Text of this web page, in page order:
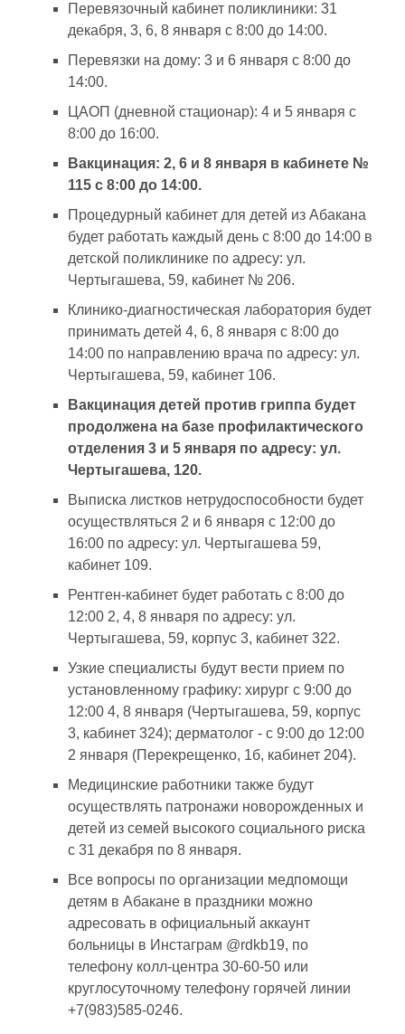
Перевязочный кабинет поликлиники: 31
декабря, 3, 6, 8 января с 8:00 до 14:00.
Перевязки на дому: 3 и 6 января с 8:00 до
14:00.
ЦАОП (дневной стационар): 4 и 5 января с
8:00 до 16:00.
Вакцинация: 2, 6 и 8 января в кабинете №
115 с 8:00 до 14:00.
Процедурный кабинет для детей из Абакана
будет работать каждый день с 8:00 до 14:00 в
детской поликлинике по адресу: ул.
Чертыгашева, 59, кабинет № 206.
Клинико-диагностическая лаборатория будет
принимать детей 4, 6, 8 января с 8:00 до
14:00 по направлению врача по адресу: ул.
Чертыгашева, 59, кабинет 106.
Вакцинация детей против гриппа будет
продолжена на базе профилактического
отделения 3 и 5 января по адресу: ул.
Чертыгашева, 120.
Выписка листков нетрудоспособности будет
осуществляться 2 и 6 января с 12:00 до
16:00 по адресу: ул. Чертыгашева 59,
кабинет 109.
Рентген-кабинет будет работать с 8:00 до
12:00 2, 4, 8 января по адресу: ул.
Чертыгашева, 59, корпус 3, кабинет 322.
Узкие специалисты будут вести прием по
установленному графику: хирург с 9:00 до
12:00 4, 8 января (Чертыгашева, 59, корпус
3, кабинет 324); дерматолог - с 9:00 до 12:00
2 января (Перекрещенко, 1б, кабинет 204).
Медицинские работники также будут
осуществлять патронажи новорожденных и
детей из семей высокого социального риска
с 31 декабря по 8 января.
Все вопросы по организации медпомощи
детям в Абакане в праздники можно
адресовать в официальный аккаунт
больницы в Инстаграм @rdkb19, по
телефону колл-центра 30-60-50 или
круглосуточному телефону горячей линии
+7(983)585-0246.